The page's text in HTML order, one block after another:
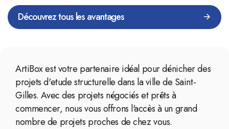
Découvrez tous les avantages
ArtiBox est votre partenaire idéal pour dénicher des
projets d'etude structurelle dans la ville de Saint-
Gilles. Avec des projets négociés et prêts à
commencer, nous vous offrons l'accès à un grand
nombre de projets proches de chez vous.